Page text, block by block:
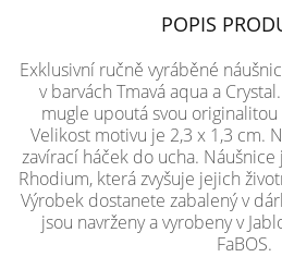
POPIS
Exklusivní ručně vyráběné
v barvách Tmavá aqua a
mugle upoutá svou
Velikost motivu je 2,3 x 1,3 cm.
zavírací háček do ucha.
Rhodium, která zvyšuje jejich
Výrobek dostanete zabalený v
jsou navrženy a vyrobeny v
FaBOS.